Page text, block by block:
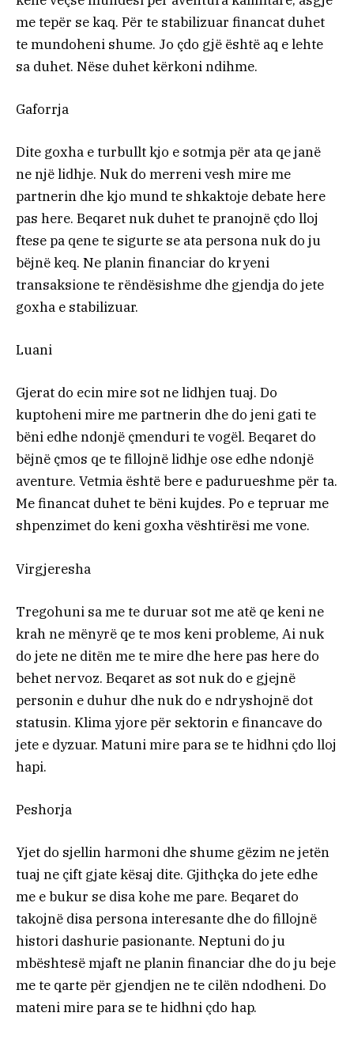
me tepër se kaq. Për te stabilizuar financat duhet
te mundoheni shume. Jo çdo gjë është aq e lehte
sa duhet. Nëse duhet kërkoni ndihme.
Gaforrja
Dite goxha e turbullt kjo e sotmja për ata qe janë
ne një lidhje. Nuk do merreni vesh mire me
partnerin dhe kjo mund te shkaktoje debate here
pas here. Beqaret nuk duhet te pranojnë çdo lloj
ftese pa qene te sigurte se ata persona nuk do ju
bëjnë keq. Ne planin financiar do kryeni
transaksione te rëndësishme dhe gjendja do jete
goxha e stabilizuar.
Luani
Gjerat do ecin mire sot ne lidhjen tuaj. Do
kuptoheni mire me partnerin dhe do jeni gati te
bëni edhe ndonjë çmenduri te vogël. Beqaret do
bëjnë çmos qe te fillojnë lidhje ose edhe ndonjë
aventure. Vetmia është bere e padurueshme për ta.
Me financat duhet te bëni kujdes. Po e tepruar me
shpenzimet do keni goxha vështirësi me vone.
Virgjeresha
Tregohuni sa me te duruar sot me atë qe keni ne
krah ne mënyrë qe te mos keni probleme, Ai nuk
do jete ne ditën me te mire dhe here pas here do
behet nervoz. Beqaret as sot nuk do e gjejnë
personin e duhur dhe nuk do e ndryshojnë dot
statusin. Klima yjore për sektorin e financave do
jete e dyzuar. Matuni mire para se te hidhni çdo lloj
hapi.
Peshorja
Yjet do sjellin harmoni dhe shume gëzim ne jetën
tuaj ne çift gjate kësaj dite. Gjithçka do jete edhe
me e bukur se disa kohe me pare. Beqaret do
takojnë disa persona interesante dhe do fillojnë
histori dashurie pasionante. Neptuni do ju
mbështesë mjaft ne planin financiar dhe do ju beje
me te qarte për gjendjen ne te cilën ndodheni. Do
mateni mire para se te hidhni çdo hap.